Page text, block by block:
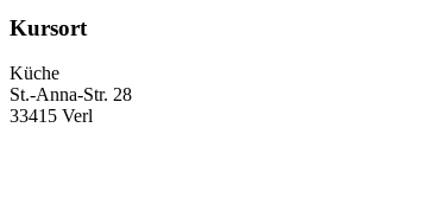
Kursort
Küche
St.-Anna-Str. 28
33415 Verl